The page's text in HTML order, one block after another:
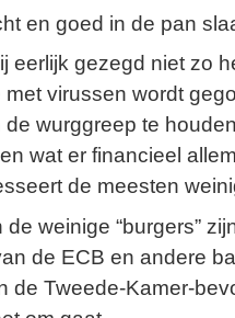
en goed in de pan
eerlijk gezegd niet zo
virussen wordt
wurggreep te
wat er financieel
de meesten
weinige “burgers”
de ECB en andere
de Tweede-Kamer-